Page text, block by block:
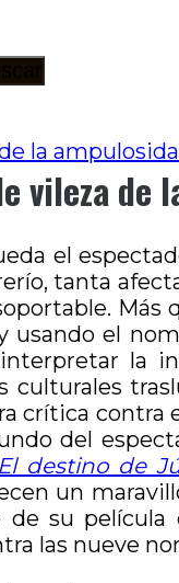
la
vileza de
el
tanta
Más
usando el
la
culturales
crítica contra
del
El destino de
un
su
las nueve